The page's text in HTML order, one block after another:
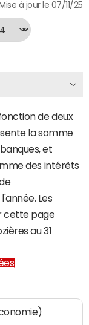
Mise à jour le 07/11/25
de deux
la somme
et
des intérêts
Les
cette page
au 31